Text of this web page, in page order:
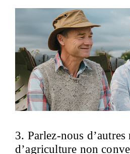
3. Parlez-nous d’autres
d’agriculture non